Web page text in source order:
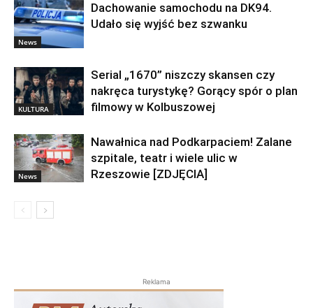
News
Dachowanie samochodu na DK94.
Udało się wyjść bez szwanku
KULTURA
Serial „1670” niszczy skansen czy
nakręca turystykę? Gorący spór o plan
filmowy w Kolbuszowej
News
Nawałnica nad Podkarpaciem! Zalane
szpitale, teatr i wiele ulic w
Rzeszowie [ZDJĘCIA]
Reklama